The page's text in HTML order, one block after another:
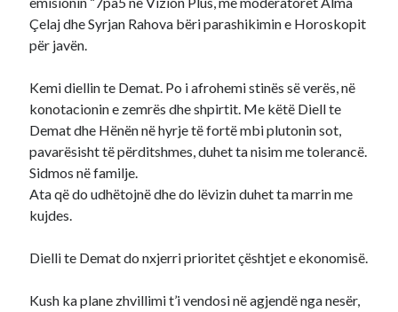
Çelaj dhe Syrjan Rahova bëri parashikimin e Horoskopit
për javën.
Kemi diellin te Demat. Po i afrohemi stinës së verës, në
konotacionin e zemrës dhe shpirtit. Me këtë Diell te
Demat dhe Hënën në hyrje të fortë mbi plutonin sot,
pavarësisht të përditshmes, duhet ta nisim me tolerancë.
Sidmos në familje.
Ata që do udhëtojnë dhe do lëvizin duhet ta marrin me
kujdes.
Dielli te Demat do nxjerri prioritet çështjet e ekonomisë.
Kush ka plane zhvillimi t’i vendosi në agjendë nga nesër,